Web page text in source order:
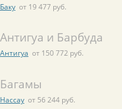
Баку от 19 477 руб.
Антигуа и Барбуда
Антигуа от 150 772 руб.
Багамы
Нассау от 56 244 руб.